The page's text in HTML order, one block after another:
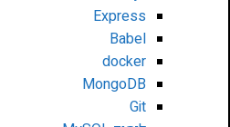
Express
Babel
docker
MongoDB
Git